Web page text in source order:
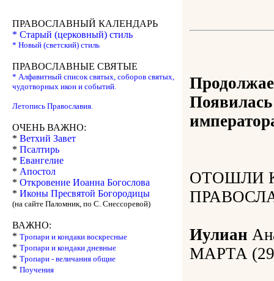
ПРАВОСЛАВНЫЙ КАЛЕНДАРЬ
* Старый (церковный) стиль
* Новый (светский) стиль
ПРАВОСЛАВНЫЕ СВЯТЫЕ
* Алфавитный список святых, соборов святых,
чудотворных икон и событий.
Летопись Православия.
ОЧЕНЬ ВАЖНО:
* Ветхий Завет
* Псалтирь
* Евангелие
* Апостол
* Откровение Иоанна Богослова
* Иконы Пресвятой Богородицы
(на сайте Паломник, по С. Снессоревой)
ВАЖНО:
* Тропари и кондаки воскресные
* Тропари и кондаки дневные
* Тропари - величания общие
* Поучения
ОТОШЛИ
Иулиан
МАРТА (29